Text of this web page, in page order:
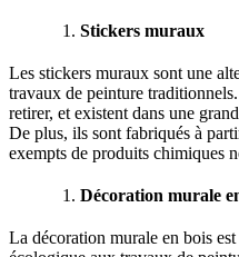
Stickers muraux
Les stickers muraux sont une
travaux de peinture
retirer, et existent dans une
De plus, ils sont fabriqués à
exempts de produits chimiques
Décoration murale
La décoration murale en bois